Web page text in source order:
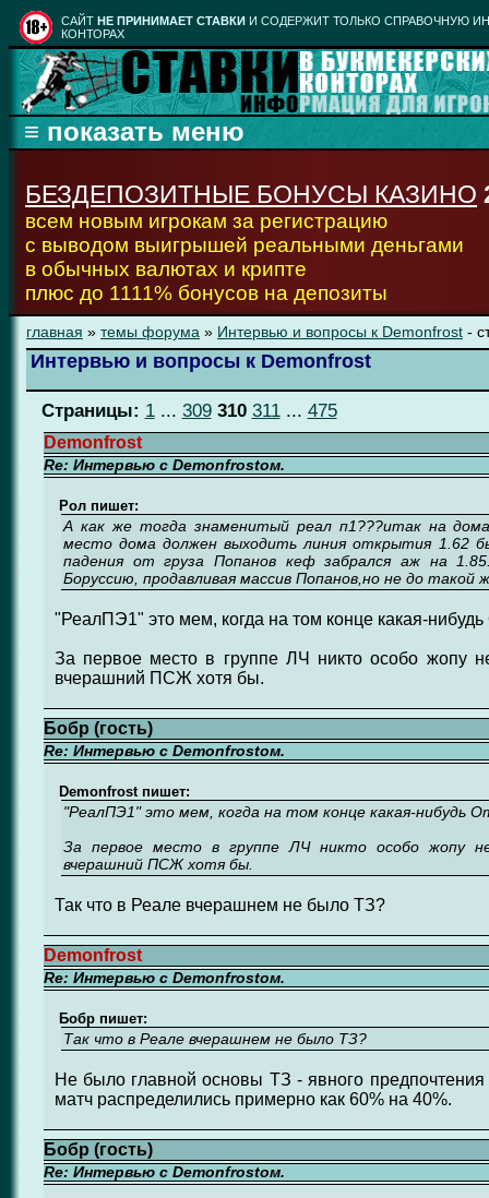
CАЙТ НЕ ПРИНИМАЕТ СТАВКИ И СОДЕРЖИТ ТОЛЬКО СПРАВОЧНУЮ
КОНТОРАХ
БЕЗДЕПОЗИТНЫЕ БОНУСЫ КАЗИНО
всем новым игрокам за регистрацию
с выводом выигрышей реальными деньгами
в обычных валютах и крипте
плюс до 1111% бонусов на депозиты
главная » темы форума » Интервью и вопросы к Demonfrost -
Интервью и вопросы к Demonfrost
Страницы: 1... 309 310 311... 475
Demonfrost
Re: Интервью с Demonfrostом.
Рол пишет:
А как же тогда знаменитый реал п1???итак на
место дома должен выходить линия открытия 1.62
падения от груза Попанов кеф забрался аж на
Боруссию, продавливая массив Попанов,но не до такой
"РеалПЭ1" это мем, когда на том конце какая-
За первое место в группе ЛЧ никто особо жопу
вчерашний ПСЖ хотя бы.
Бобр (гость)
Re: Интервью с Demonfrostом.
Demonfrost пишет:
"РеалПЭ1" это мем, когда на том конце какая-нибудь
За первое место в группе ЛЧ никто особо жопу
вчерашний ПСЖ хотя бы.
Так что в Реале вчерашнем не было ТЗ?
Demonfrost
Re: Интервью с Demonfrostом.
Бобр пишет:
Так что в Реале вчерашнем не было ТЗ?
Не было главной основы ТЗ - явного
матч распределились примерно как 60% на 40%.
Бобр (гость)
Re: Интервью с Demonfrostом.